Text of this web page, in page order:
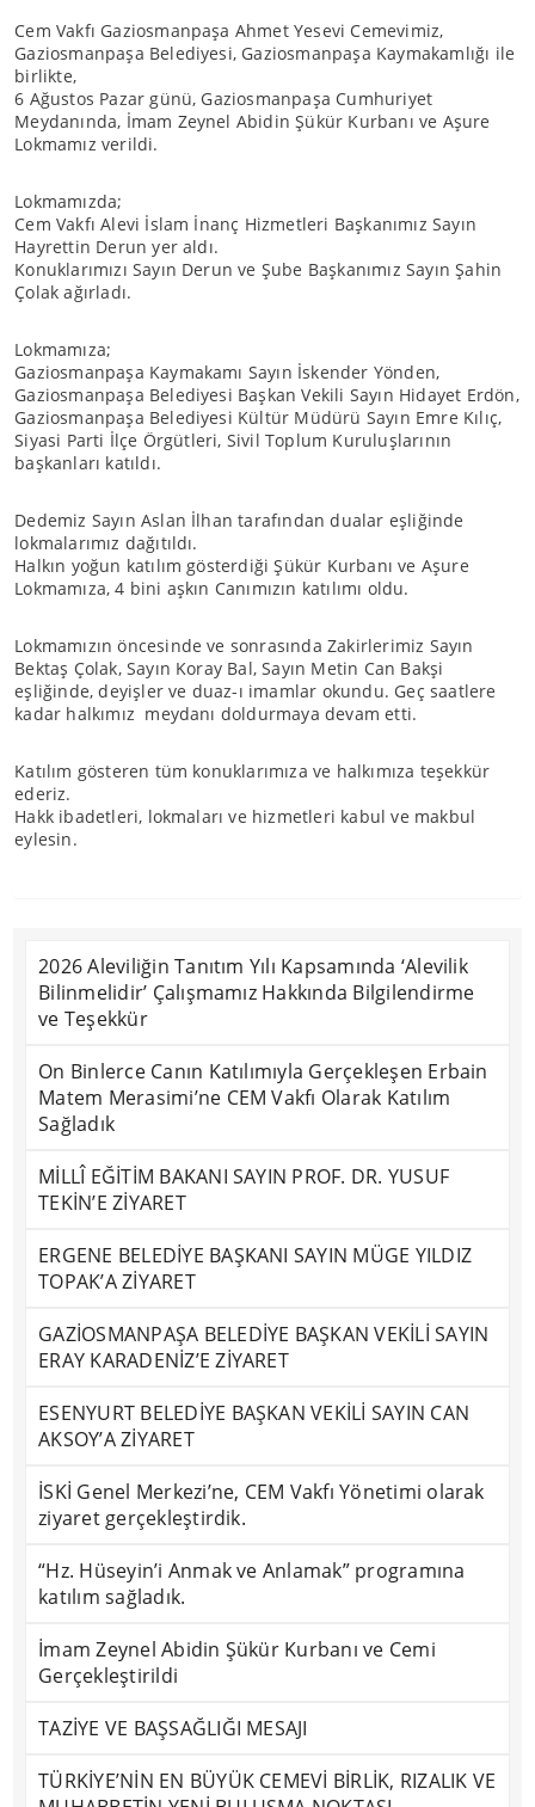
Cem Vakfı Gaziosmanpaşa Ahmet Yesevi Cemevimiz,
Gaziosmanpaşa Belediyesi, Gaziosmanpaşa Kaymakamlığı ile
birlikte,
6 Ağustos Pazar günü, Gaziosmanpaşa Cumhuriyet
Meydanında, İmam Zeynel Abidin Şükür Kurbanı ve Aşure
Lokmamız verildi.
Lokmamızda;
Cem Vakfı Alevi İslam İnanç Hizmetleri Başkanımız Sayın
Hayrettin Derun yer aldı.
Konuklarımızı Sayın Derun ve Şube Başkanımız Sayın Şahin
Çolak ağırladı.
Lokmamıza;
Gaziosmanpaşa Kaymakamı Sayın İskender Yönden,
Gaziosmanpaşa Belediyesi Başkan Vekili Sayın Hidayet Erdön,
Gaziosmanpaşa Belediyesi Kültür Müdürü Sayın Emre Kılıç,
Siyasi Parti İlçe Örgütleri, Sivil Toplum Kuruluşlarının
başkanları katıldı.
Dedemiz Sayın Aslan İlhan tarafından dualar eşliğinde
lokmalarımız dağıtıldı.
Halkın yoğun katılım gösterdiği Şükür Kurbanı ve Aşure
Lokmamıza, 4 bini aşkın Canımızın katılımı oldu.
Lokmamızın öncesinde ve sonrasında Zakirlerimiz Sayın
Bektaş Çolak, Sayın Koray Bal, Sayın Metin Can Bakşi
eşliğinde, deyişler ve duaz-ı imamlar okundu. Geç saatlere
kadar halkımız meydanı doldurmaya devam etti.
Katılım gösteren tüm konuklarımıza ve halkımıza teşekkür
ederiz.
Hakk ibadetleri, lokmaları ve hizmetleri kabul ve makbul
eylesin.
2026 Aleviliğin Tanıtım Yılı Kapsamında ‘Alevilik
Bilinmelidir’ Çalışmamız Hakkında Bilgilendirme
ve Teşekkür
On Binlerce Canın Katılımıyla Gerçekleşen Erbain
Matem Merasimi’ne CEM Vakfı Olarak Katılım
Sağladık
MİLLÎ EĞİTİM BAKANI SAYIN PROF. DR. YUSUF
TEKİN’E ZİYARET
ERGENE BELEDİYE BAŞKANI SAYIN MÜGE YILDIZ
TOPAK’A ZİYARET
GAZİOSMANPAŞA BELEDİYE BAŞKAN VEKİLİ SAYIN
ERAY KARADENİZ’E ZİYARET
ESENYURT BELEDİYE BAŞKAN VEKİLİ SAYIN CAN
AKSOY’A ZİYARET
İSKİ Genel Merkezi’ne, CEM Vakfı Yönetimi olarak
ziyaret gerçekleştirdik.
“Hz. Hüseyin’i Anmak ve Anlamak” programına
katılım sağladık.
İmam Zeynel Abidin Şükür Kurbanı ve Cemi
Gerçekleştirildi
TAZİYE VE BAŞSAĞLIĞI MESAJI
TÜRKİYE’NİN EN BÜYÜK CEMEVİ BİRLİK, RIZALIK VE